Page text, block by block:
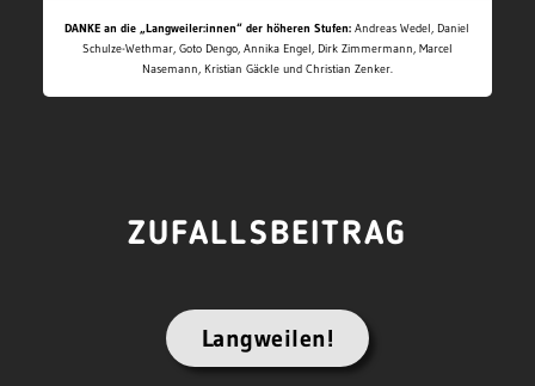
DANKE an die „Langweiler:innen“ der höheren Stufen: Andreas Wedel, Daniel
Schulze-Wethmar, Goto Dengo, Annika Engel, Dirk Zimmermann, Marcel
Nasemann, Kristian Gäckle und Christian Zenker.
ZUFALLSBEITRAG
Langweilen!